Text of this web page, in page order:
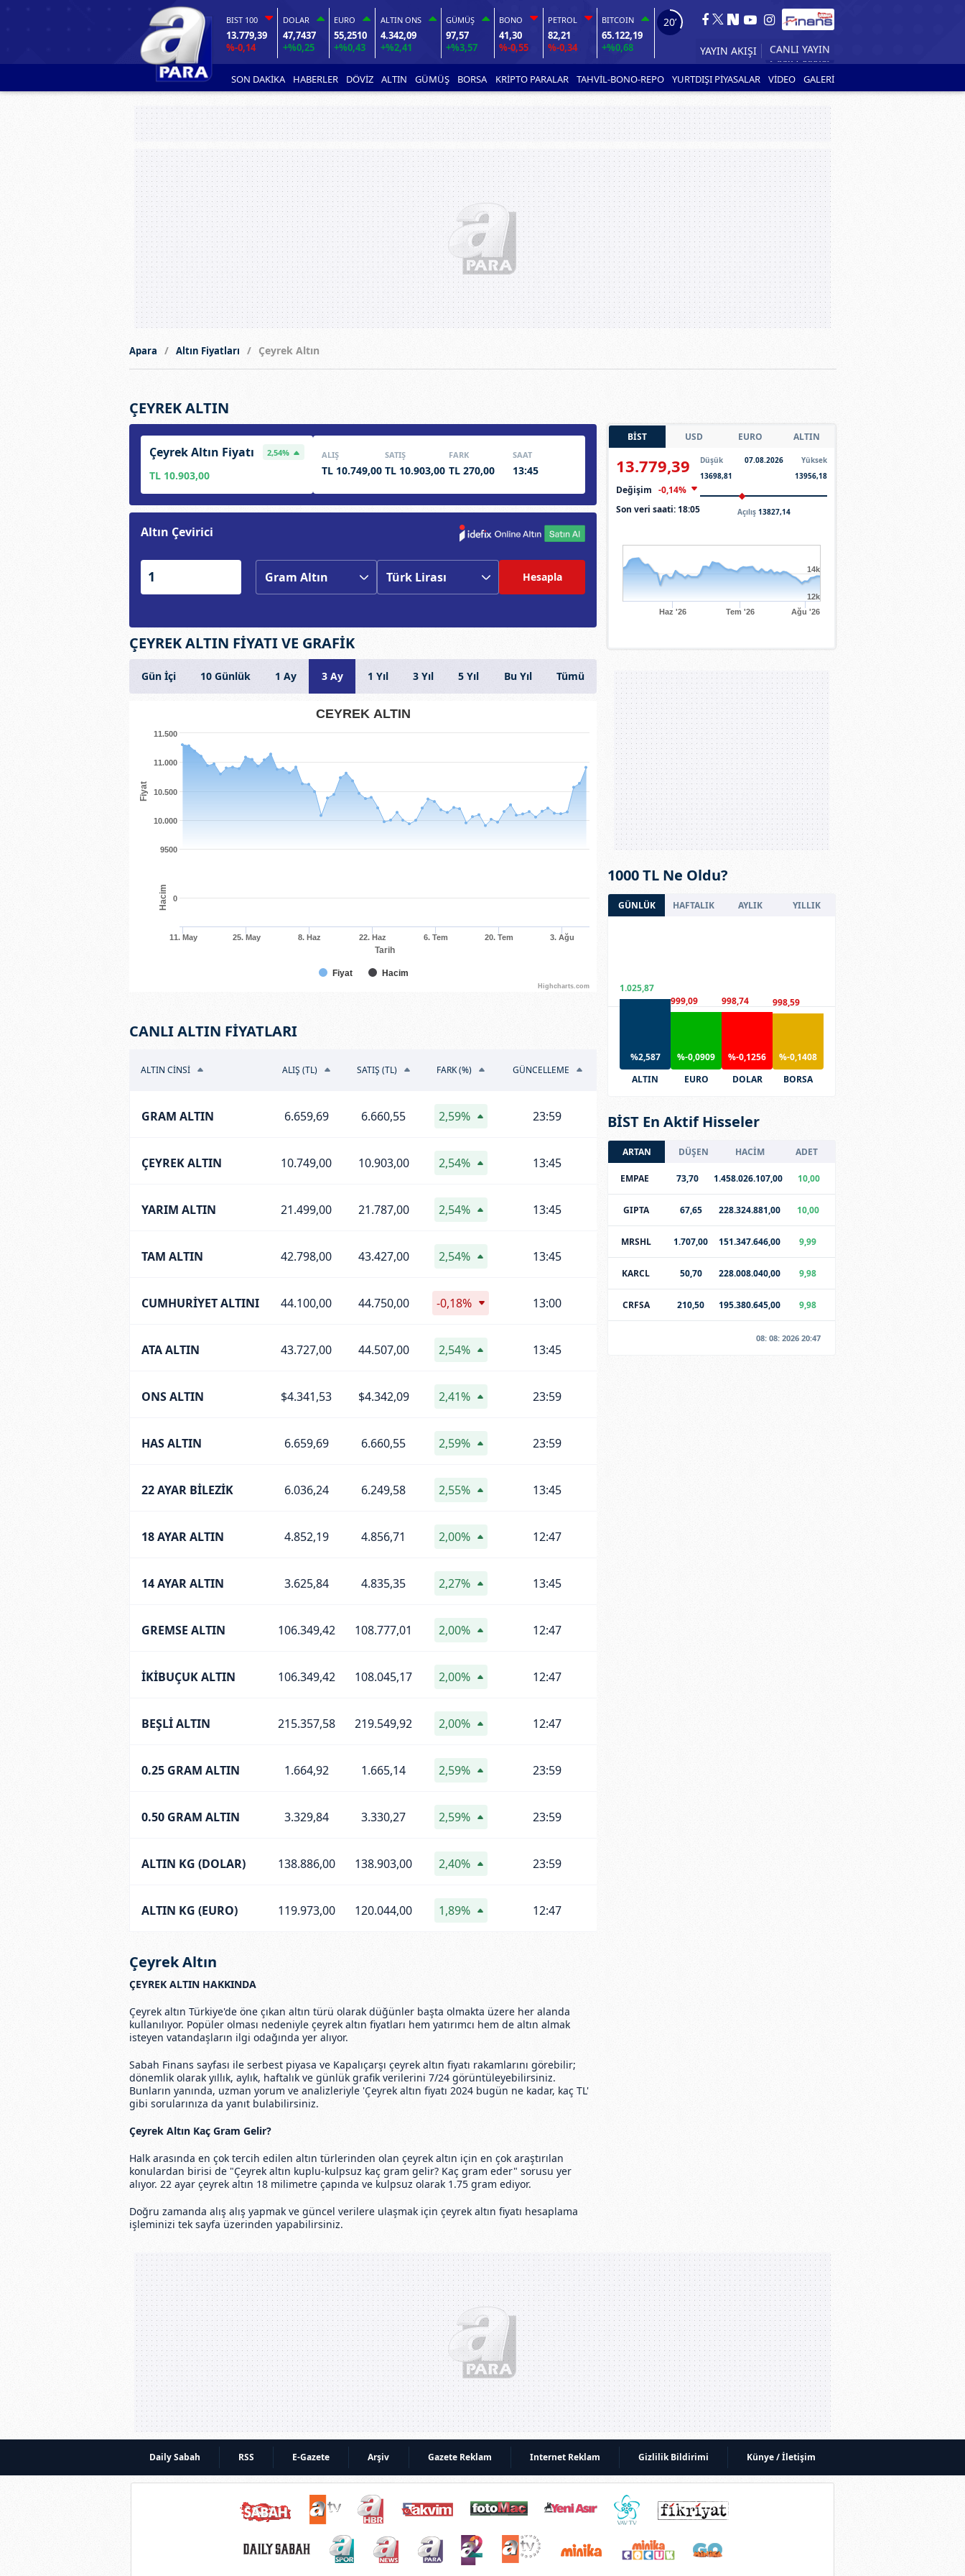
BIST 100
13.779,39
%-0,14
DOLAR
47,7437
+%0,25
EURO
55,2510
+%0,43
ALTIN ONS
4.342,09
+%2,41
GÜMÜŞ
97,57
+%3,57
BONO
41,30
%-0,55
PETROL
82,21
%-0,34
BITCOIN
65.122,19
+%0,68
18’
YAYIN AKIŞI CANLI YAYIN
SON DAKİKA HABERLER DÖVİZ ALTIN GÜMÜŞ BORSA KRİPTO PARALAR TAHVİL-BONO-REPO YURTDIŞI PİYASALAR VİDEO GALERİ
Apara Altın Fiyatları Çeyrek Altın
ÇEYREK ALTIN
Çeyrek Altın Fiyatı 2,54%
TL 10.903,00
ALIŞ
TL 10.749,00
SATIŞ
TL 10.903,00
FARK
TL 270,00
SAAT
13:45
Altın Çevirici
Hesapla
ÇEYREK ALTIN FİYATI VE GRAFİK
Gün İçi 10 Günlük 1 Ay 3 Ay 1 Yıl 3 Yıl 5 Yıl Bu Yıl Tümü
Tarih
Fiyat
Hacim
CEYREK ALTIN
Fiyat Hacim
11. May 25. May 8. Haz 22. Haz 6. Tem 20. Tem 3. Ağu
9500
10.000
10.500
11.000
11.500
0
Highcharts.com
CANLI ALTIN FİYATLARI
ALTIN CİNSİ ALIŞ (TL) SATIŞ (TL) FARK (%) GÜNCELLEME
GRAM ALTIN 6.659,69 6.660,55 2,59% 23:59
ÇEYREK ALTIN 10.749,00 10.903,00 2,54% 13:45
YARIM ALTIN 21.499,00 21.787,00 2,54% 13:45
TAM ALTIN 42.798,00 43.427,00 2,54% 13:45
CUMHURİYET ALTINI 44.100,00 44.750,00 -0,18% 13:00
ATA ALTIN 43.727,00 44.507,00 2,54% 13:45
ONS ALTIN $4.341,53 $4.342,09 2,41% 23:59
HAS ALTIN 6.659,69 6.660,55 2,59% 23:59
22 AYAR BİLEZİK 6.036,24 6.249,58 2,55% 13:45
18 AYAR ALTIN 4.852,19 4.856,71 2,00% 12:47
14 AYAR ALTIN 3.625,84 4.835,35 2,27% 13:45
GREMSE ALTIN 106.349,42 108.777,01 2,00% 12:47
İKİBUÇUK ALTIN 106.349,42 108.045,17 2,00% 12:47
BEŞLİ ALTIN 215.357,58 219.549,92 2,00% 12:47
0.25 GRAM ALTIN 1.664,92 1.665,14 2,59% 23:59
0.50 GRAM ALTIN 3.329,84 3.330,27 2,59% 23:59
ALTIN KG (DOLAR) 138.886,00 138.903,00 2,40% 23:59
ALTIN KG (EURO) 119.973,00 120.044,00 1,89% 12:47
Çeyrek Altın
ÇEYREK ALTIN HAKKINDA
Çeyrek altın Türkiye'de öne çıkan altın türü olarak düğünler başta olmakta üzere her alanda
kullanılıyor. Popüler olması nedeniyle çeyrek altın fiyatları hem yatırımcı hem de altın almak
isteyen vatandaşların ilgi odağında yer alıyor.
Sabah Finans sayfası ile serbest piyasa ve Kapalıçarşı çeyrek altın fiyatı rakamlarını görebilir;
dönemlik olarak yıllık, aylık, haftalık ve günlük grafik verilerini 7/24 görüntüleyebilirsiniz.
Bunların yanında, uzman yorum ve analizleriyle 'Çeyrek altın fiyatı 2024 bugün ne kadar, kaç TL'
gibi sorularınıza da yanıt bulabilirsiniz.
Çeyrek Altın Kaç Gram Gelir?
Halk arasında en çok tercih edilen altın türlerinden olan çeyrek altın için en çok araştırılan
konulardan birisi de "Çeyrek altın kuplu-kulpsuz kaç gram gelir? Kaç gram eder" sorusu yer
alıyor. 22 ayar çeyrek altın 18 milimetre çapında ve kulpsuz olarak 1.75 gram ediyor.
Doğru zamanda alış alış yapmak ve güncel verilere ulaşmak için çeyrek altın fiyatı hesaplama
işleminizi tek sayfa üzerinden yapabilirsiniz.
BİST USD EURO ALTIN
13.779,39
Değişim -0,14%
Son veri saati: 18:05
Düşük
13698,81
07.08.2026
Yüksek
13956,18
Açılış 13827,14
Haz '26 Tem '26 Ağu '26
12k
14k
1000 TL Ne Oldu?
GÜNLÜK HAFTALIK AYLIK YILLIK
1.025,87
%2,587
ALTIN
999,09
%-0,0909
EURO
998,74
%-0,1256
DOLAR
998,59
%-0,1408
BORSA
BİST En Aktif Hisseler
ARTAN DÜŞEN HACİM ADET
EMPAE 73,70 1.458.026.107,00 10,00
GIPTA 67,65 228.324.881,00 10,00
MRSHL 1.707,00 151.347.646,00 9,99
KARCL 50,70 228.008.040,00 9,98
CRFSA 210,50 195.380.645,00 9,98
08: 08: 2026 20:47
Daily Sabah RSS E-Gazete Arşiv Gazete Reklam Internet Reklam Gizlilik Bildirimi Künye / İletişim